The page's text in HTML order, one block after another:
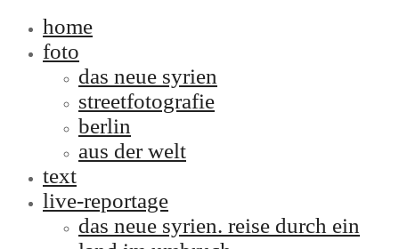
home
foto
das neue syrien
streetfotografie
berlin
aus der welt
text
live-reportage
das neue syrien. reise durch ein